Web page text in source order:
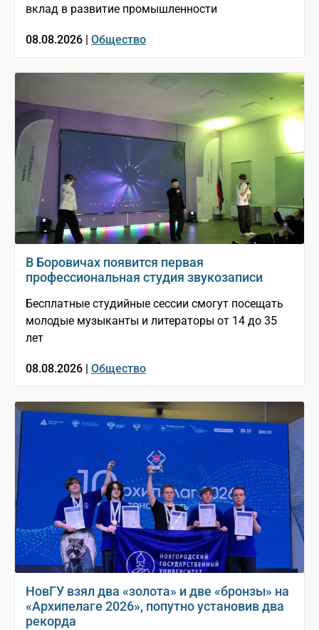
вклад в развитие промышленности
08.08.2026 | Общество
В Боровичах появится первая
профессиональная студия звукозаписи
Бесплатные студийные сессии смогут посещать
молодые музыканты и литераторы от 14 до 35
лет
08.08.2026 | Общество
НовГУ взял два «золота» и две «бронзы» на
«Архипелаге 2026», попутно установив два
рекорда